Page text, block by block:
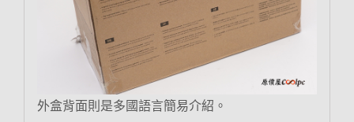
外盒背面則是多國語言簡易介紹。